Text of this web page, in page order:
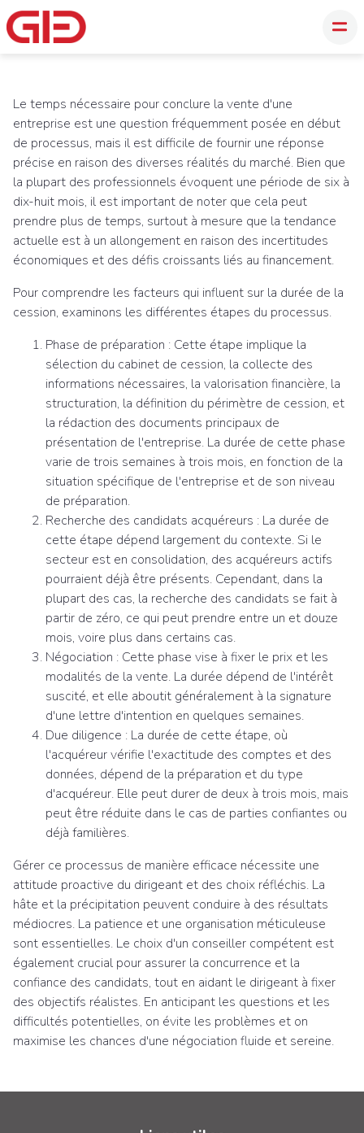
Le temps nécessaire pour conclure la vente d'une
entreprise est une question fréquemment posée en début
de processus, mais il est difficile de fournir une réponse
précise en raison des diverses réalités du marché. Bien que
la plupart des professionnels évoquent une période de six à
dix-huit mois, il est important de noter que cela peut
prendre plus de temps, surtout à mesure que la tendance
actuelle est à un allongement en raison des incertitudes
économiques et des défis croissants liés au financement.
Pour comprendre les facteurs qui influent sur la durée de la
cession, examinons les différentes étapes du processus.
Phase de préparation : Cette étape implique la
sélection du cabinet de cession, la collecte des
informations nécessaires, la valorisation financière, la
structuration, la définition du périmètre de cession, et
la rédaction des documents principaux de
présentation de l'entreprise. La durée de cette phase
varie de trois semaines à trois mois, en fonction de la
situation spécifique de l'entreprise et de son niveau
de préparation.
Recherche des candidats acquéreurs : La durée de
cette étape dépend largement du contexte. Si le
secteur est en consolidation, des acquéreurs actifs
pourraient déjà être présents. Cependant, dans la
plupart des cas, la recherche des candidats se fait à
partir de zéro, ce qui peut prendre entre un et douze
mois, voire plus dans certains cas.
Négociation : Cette phase vise à fixer le prix et les
modalités de la vente. La durée dépend de l'intérêt
suscité, et elle aboutit généralement à la signature
d'une lettre d'intention en quelques semaines.
Due diligence : La durée de cette étape, où
l'acquéreur vérifie l'exactitude des comptes et des
données, dépend de la préparation et du type
d'acquéreur. Elle peut durer de deux à trois mois, mais
peut être réduite dans le cas de parties confiantes ou
déjà familières.
Gérer ce processus de manière efficace nécessite une
attitude proactive du dirigeant et des choix réfléchis. La
hâte et la précipitation peuvent conduire à des résultats
médiocres. La patience et une organisation méticuleuse
sont essentielles. Le choix d'un conseiller compétent est
également crucial pour assurer la concurrence et la
confiance des candidats, tout en aidant le dirigeant à fixer
des objectifs réalistes. En anticipant les questions et les
difficultés potentielles, on évite les problèmes et on
maximise les chances d'une négociation fluide et sereine.